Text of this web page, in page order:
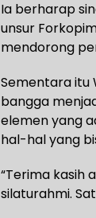
Ia berharap
unsur
mendorong
Sementara itu
bangga
elemen yang
hal-hal yang
“Terima kasih
silaturahmi.